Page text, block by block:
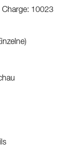
Charge: 10023